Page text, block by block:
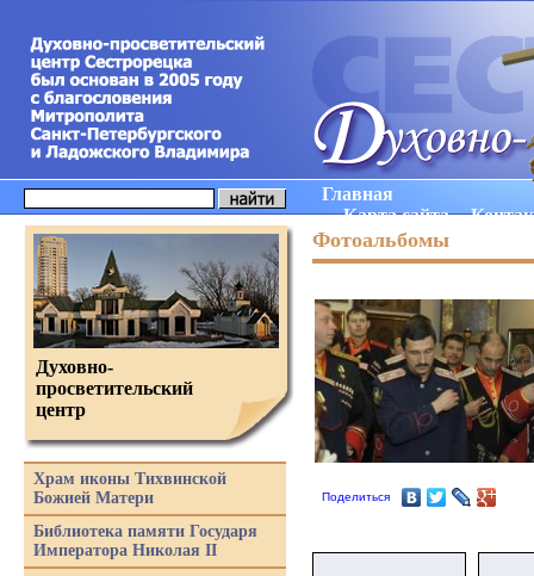
Главная
Карта сайта
Фотоальбомы
Поделиться
Духовно-
просветительский
центр
Храм иконы Тихвинской
Божией Матери
Библиотека памяти Государя
Императора Николая II